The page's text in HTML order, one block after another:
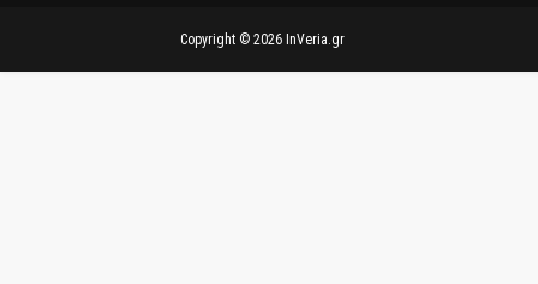
Copyright © 2026 InVeria.gr